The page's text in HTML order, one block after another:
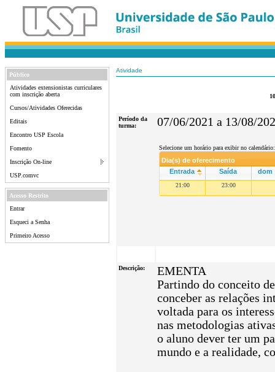
Público
Atividades extensionistas curriculares
com inscrição aberta
Cursos/Atividades Oferecidas
Editais
Encontro USP Escola
Fomento
Inscrição On-line
USP.comvc
Acesso Restrito
Entrar
Esqueci a Senha
Primeiro Acesso
Atividade
Período da
turma:
07/06/2021 a 13/08/
Selecione um horário para exibir no calendário:
Dia(s) de oferecimento
Entrada
Saída dom
21:00 23:00
Descrição:
EMENTA
Partindo do conceito
conceber as relações
voltada para os
nas metodologias
o aluno dever ter um
mundo e a realidade,